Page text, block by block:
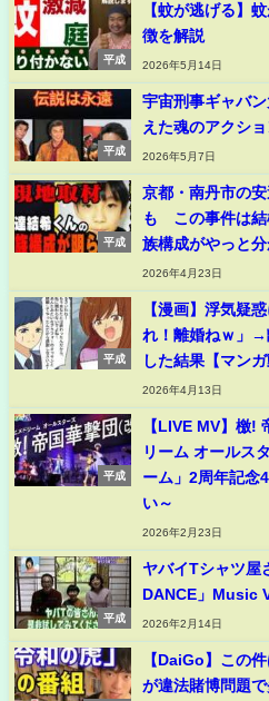
平成
【蚊が逃げる】
徴を解説
2026年5月14日
平成
宇宙刑事ギャバ
えた魂のアクシ
2026年5月7日
平成
京都・南丹市の
も この事件は
族構成がやっと
2026年4月23日
平成
【漫画】浮気疑
れ！離婚ねｗ」→
した結果【マン
2026年4月13日
平成
【LIVE MV】檄!
リーム オールス
ーム」2周年記念
い～
2026年2月23日
平成
ヤバイTシャツ屋
DANCE」Music
2026年2月14日
【DaiGo】この
が違法賭博問題